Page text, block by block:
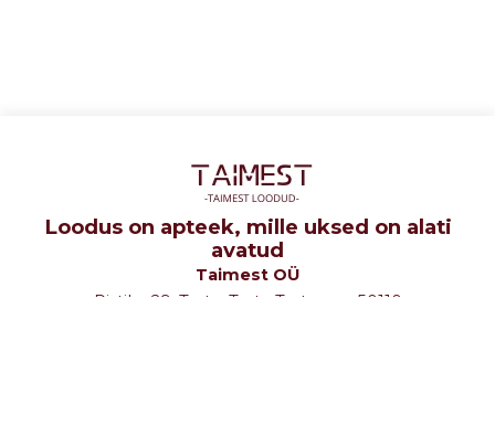
Loodus on apteek, mille uksed on alati
avatud
Taimest OÜ
Ristiku 29, Tartu, Tartu Tartumaa 50110